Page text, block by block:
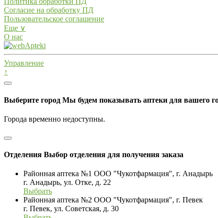
Согласие на обработку ПД
Пользовательское соглашение
Еще ∨
О нас
Управление
↑
Выберите город Мы будем показывать аптеки для вашего
Города временно недоступны.
Отделения Выбор отделения для получения заказа
Районная аптека №1 ООО "Чукотфармация", г. Анадырь
г. Анадырь, ул. Отке, д. 22
Выбрать
Районная аптека №2 ООО "Чукотфармация", г. Певек
г. Певек, ул. Советская, д. 30